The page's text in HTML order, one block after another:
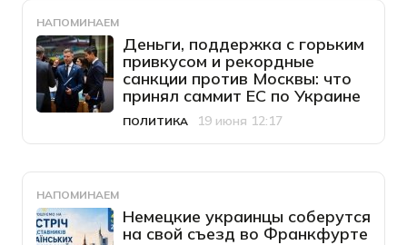
НАПОМИНАЕМ
Деньги, поддержка с горьким
привкусом и рекордные
санкции против Москвы: что
принял саммит ЕС по Украине
Категория
ПОЛИТИКА
Дата публикации
19 июня 12:17
НАПОМИНАЕМ
Немецкие украинцы соберутся
на свой съезд во Франкфурте